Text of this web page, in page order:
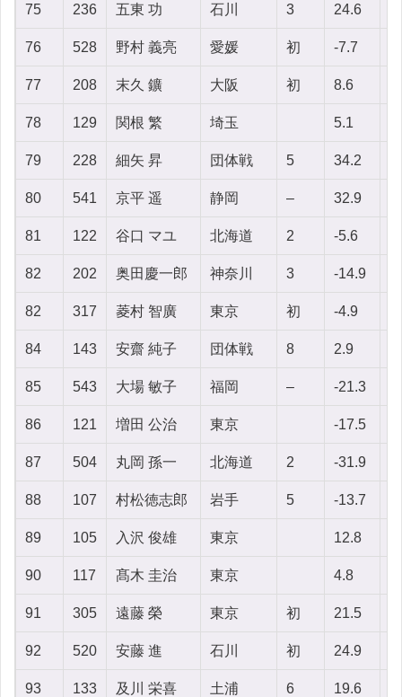
75 236 五東 功 石川 3 24.6
76 528 野村 義亮 愛媛 初 -7.7
77 208 末久 鑛 大阪 初 8.6
78 129 関根 繁 埼玉 5.1
79 228 細矢 昇 団体戦 5 34.2
80 541 京平 遥 静岡 – 32.9
81 122 谷口 マユ 北海道 2 -5.6
82 202 奥田慶一郎 神奈川 3 -14.9
82 317 菱村 智廣 東京 初 -4.9
84 143 安齋 純子 団体戦 8 2.9
85 543 大場 敏子 福岡 – -21.3
86 121 増田 公治 東京 -17.5
87 504 丸岡 孫一 北海道 2 -31.9
88 107 村松徳志郎 岩手 5 -13.7
89 105 入沢 俊雄 東京 12.8
90 117 髙木 圭治 東京 4.8
91 305 遠藤 榮 東京 初 21.5
92 520 安藤 進 石川 初 24.9
93 133 及川 栄喜 土浦 6 19.6